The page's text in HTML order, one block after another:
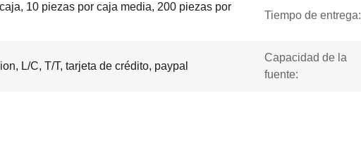
10 piezas por caja media, 200 piezas por
Tiempo de entrega:
L/C, T/T, tarjeta de crédito, paypal
Capacidad de la
fuente: